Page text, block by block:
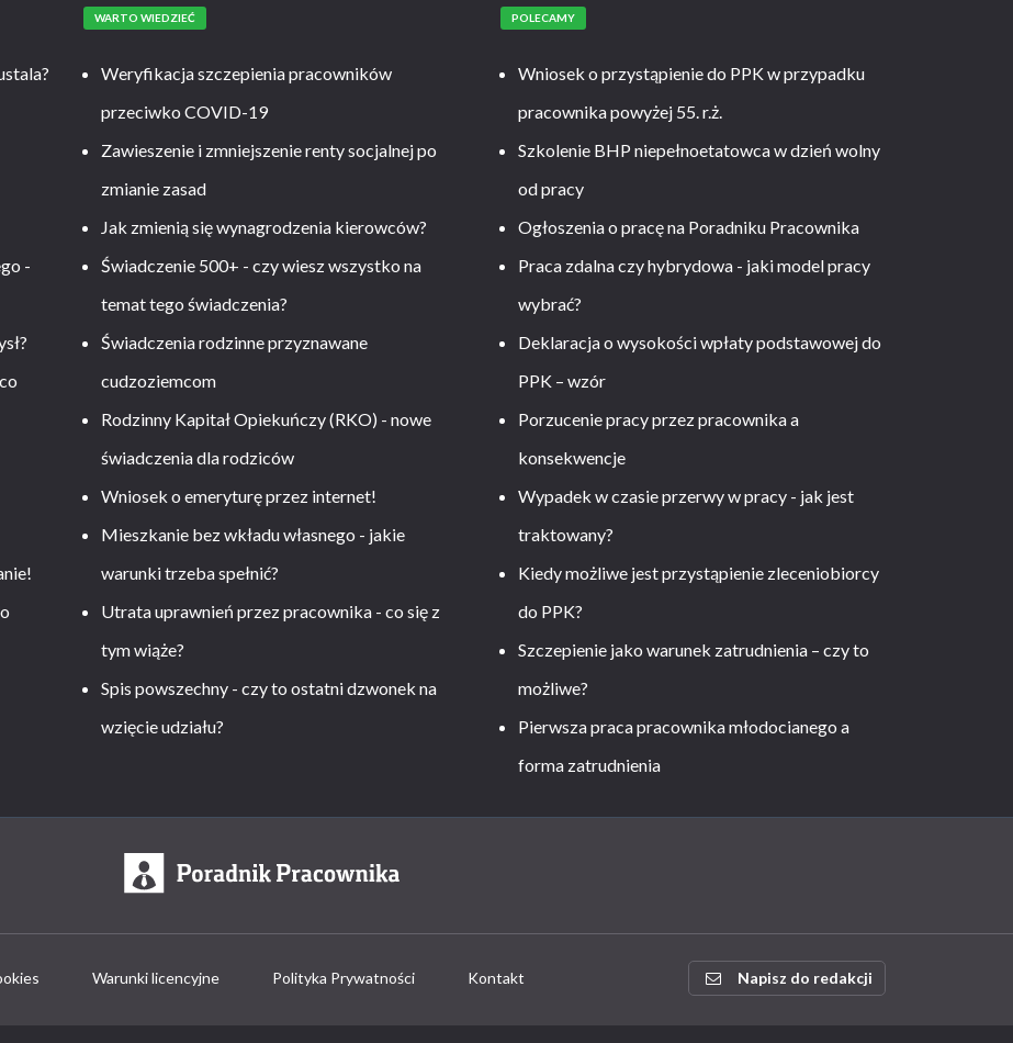
-
WARTO WIEDZIEĆ
Weryfikacja szczepienia pracowników
przeciwko COVID-19
Zawieszenie i zmniejszenie renty socjalnej po
zmianie zasad
Jak zmienią się wynagrodzenia kierowców?
Świadczenie 500+ - czy wiesz wszystko na
temat tego świadczenia?
Świadczenia rodzinne przyznawane
cudzoziemcom
Rodzinny Kapitał Opiekuńczy (RKO) - nowe
świadczenia dla rodziców
Wniosek o emeryturę przez internet!
Mieszkanie bez wkładu własnego - jakie
warunki trzeba spełnić?
Utrata uprawnień przez pracownika - co się z
tym wiąże?
Spis powszechny - czy to ostatni dzwonek na
wzięcie udziału?
POLECAMY
Wniosek o przystąpienie do PPK w przypadku
pracownika powyżej 55. r.ż.
Szkolenie BHP niepełnoetatowca w dzień wolny
od pracy
Ogłoszenia o pracę na Poradniku Pracownika
Praca zdalna czy hybrydowa - jaki model pracy
wybrać?
Deklaracja o wysokości wpłaty podstawowej do
PPK – wzór
Porzucenie pracy przez pracownika a
konsekwencje
Wypadek w czasie przerwy w pracy - jak jest
traktowany?
Kiedy możliwe jest przystąpienie zleceniobiorcy
do PPK?
Szczepienie jako warunek zatrudnienia – czy to
możliwe?
Pierwsza praca pracownika młodocianego a
forma zatrudnienia
Warunki licencyjne Polityka Prywatności Kontakt Napisz do redakcji